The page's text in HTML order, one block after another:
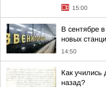
15:00
В сентябре
новых
14:50
Как учились
назад?